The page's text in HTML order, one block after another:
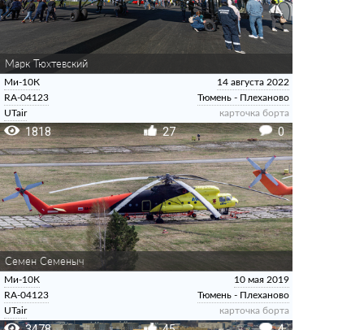
Марк Тюхтевский
Ми-10К
RA-04123
UTair
14 августа 2022
Тюмень - Плеханово
карточка борта
1818 27 0
Семен Семеныч
Ми-10К
RA-04123
UTair
10 мая 2019
Тюмень - Плеханово
карточка борта